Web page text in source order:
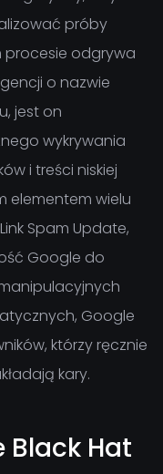
próby
procesie odgrywa
o nazwie
jest on
wykrywania
i treści niskiej
elementem wielu
Spam Update,
Google do
Google
którzy ręcznie
kary.
Black Hat